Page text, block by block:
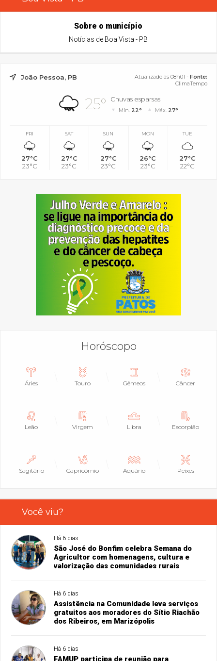
Sobre o município
Notícias de Boa Vista - PB
João Pessoa, PB Atualizado às 08h01 - Fonte:
ClimaTempo
25° Chuvas esparsas
Mín. 22° Máx. 27°
FRI
27°C
23°C
SAT
27°C
23°C
SUN
27°C
23°C
MON
26°C
23°C
TUE
27°C
22°C
Horóscopo
Áries Touro Gêmeos Câncer
Leão Virgem Libra Escorpião
Sagitário Capricórnio Aquário Peixes
Você viu?
Há 6 dias
São José do Bonfim celebra Semana do
Agricultor com homenagens, cultura e
valorização das comunidades rurais
Há 6 dias
Assistência na Comunidade leva serviços
gratuitos aos moradores do Sítio Riachão
dos Ribeiros, em Marizópolis
Há 6 dias
FAMUP participa de reunião para